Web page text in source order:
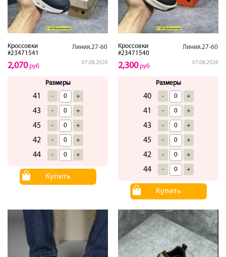
Кроссовки
#23471541
Линия.27-60
07.08.2026
2,070руб
Размеры
41 - +
43 - +
45 - +
42 - +
44 - +
Купить
Кроссовки
#23471540
Линия.27-60
07.08.2026
2,300руб
Размеры
40 - +
41 - +
43 - +
45 - +
42 - +
44 - +
Купить